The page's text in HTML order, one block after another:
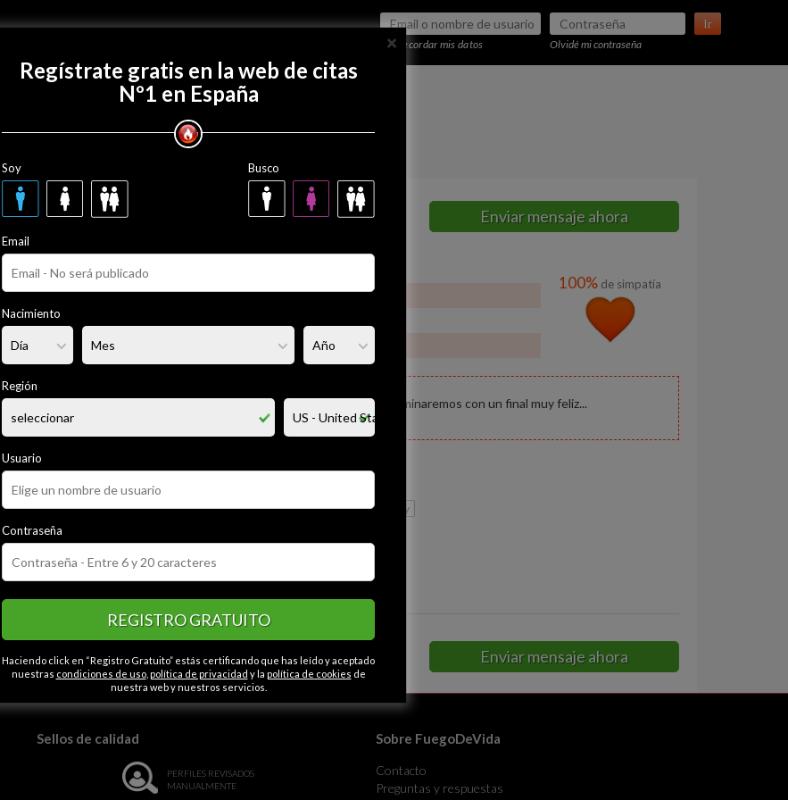
Ir
Recordar mis datos Olvidé mi contraseña
Regístrate gratis
tedejostisfecha?
31 años
Enviar mensaje ahora
Pelo: Castaño
100% de simpatía
masajes y ver como disfrutas, si se da algo ..., rico y me lo permites terminaremos con un final muy feliz...
Alegre Tranquilo Educado
Con carácter
Seguro
Caballeroso
CATEGORÍAS
Contactos en Monterrey
Enviar mensaje ahora
×
Regístrate gratis en la web de citas
Nº1 en España
Soy Busco
Email
Nacimiento
Región
Usuario
Contraseña
REGISTRO GRATUITO
Haciendo click en “Registro Gratuito” estás certificando que has leído y aceptado
nuestras condiciones de uso, política de privacidad y la política de cookies de
nuestra web y nuestros servicios.
Sellos de calidad
PERFILES REVISADOS
MANUALMENTE
Sobre FuegoDeVida
Contacto
Preguntas y respuestas